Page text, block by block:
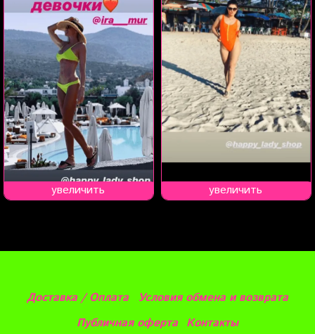
увеличить увеличить
Доставка / Оплата
Условия обмена и возврата
Публичная оферта Контакты